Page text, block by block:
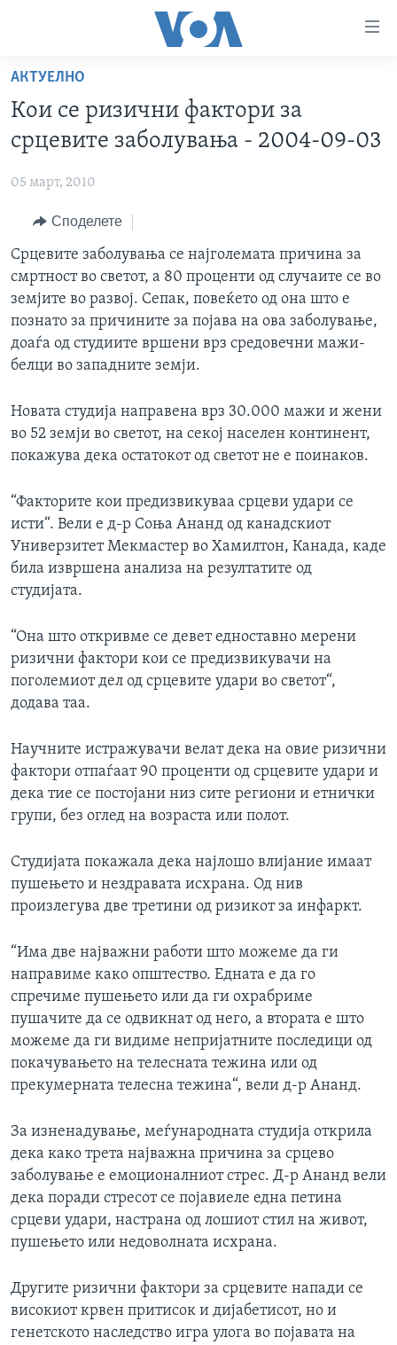
пристапност
Премини
на
главната
Премини
за
навигација
Пребарувај
МАКЕДОНИЈА
СВЕТ
ЕКОНОМИЈА
ПОЛИТИКА
ЗДРАВЈЕ
НАУКА
ИНТЕРВЈУА
ФОТОГАЛЕРИИ
ДОКУМЕНТАРЦИ
АРХИВИРАНА ПРОГРАМА
NEWSFLASH - АРХИВА
ВЕСТИ ОД САД ВО МИНУТА - АРХИВА
ИЗБОРИ ВО САД 2020 - АРХИВА
ЗА НАС
Learning English
НАКУСО...
Јазици
АКТУЕЛНО
Кои се ризични фактори за
срцевите заболувања - 2004-09-03
05 март, 2010
Споделете
Срцевите заболувања се најголемата причина за
смртност во светот, а 80 проценти од случаите се во
земјите во развој. Сепак, повеќето од она што е
познато за причините за појава на ова заболување,
доаѓа од студиите вршени врз средовечни мажи-
белци во западните земји.
Новата студија направена врз 30.000 мажи и жени
во 52 земји во светот, на секој населен континент,
покажува дека остатокот од светот не е поинаков.
“Факторите кои предизвикуваа срцеви удари се
исти“. Вели е д-р Соња Ананд од канадскиот
Универзитет Мекмастер во Хамилтон, Канада, каде
била извршена анализа на резултатите од
студијата.
“Она што откривме се девет едноставно мерени
ризични фактори кои се предизвикувачи на
поголемиот дел од срцевите удари во светот“,
додава таа.
Научните истражувачи велат дека на овие ризични
фактори отпаѓаат 90 проценти од срцевите удари и
дека тие се постојани низ сите региони и етнички
групи, без оглед на возраста или полот.
Студијата покажала дека најлошо влијание имаат
пушењето и нездравата исхрана. Од нив
произлегува две третини од ризикот за инфаркт.
“Има две најважни работи што можеме да ги
направиме како општество. Едната е да го
спречиме пушењето или да ги охрабриме
пушачите да се одвикнат од него, а втората е што
можеме да ги видиме непријатните последици од
покачувањето на телесната тежина или од
прекумерната телесна тежина“, вели д-р Ананд.
За изненадување, меѓународната студија открила
дека како трета најважна причина за срцево
заболување е емоционалниот стрес. Д-р Ананд вели
дека поради стресот се појавиеле една петина
срцеви удари, настрана од лошиот стил на живот,
пушењето или недоволната исхрана.
Другите ризични фактори за срцевите напади се
високиот крвен притисок и дијабетисот, но и
генетското наследство игра улога во појавата на